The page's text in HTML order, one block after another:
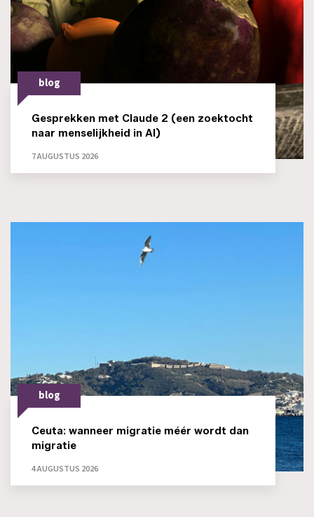
blog
Gesprekken met Claude 2 (een zoektocht
naar menselijkheid in AI)
7 AUGUSTUS 2026
blog
Ceuta: wanneer migratie méér wordt dan
migratie
4 AUGUSTUS 2026